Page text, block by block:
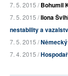
7. 5. 2015 /Bohumil
7. 5. 2015 /Ilona
nestability a
7. 5. 2015 /
7. 4. 2015 /